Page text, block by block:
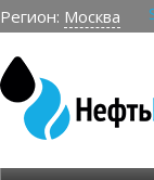
Регион: Москва